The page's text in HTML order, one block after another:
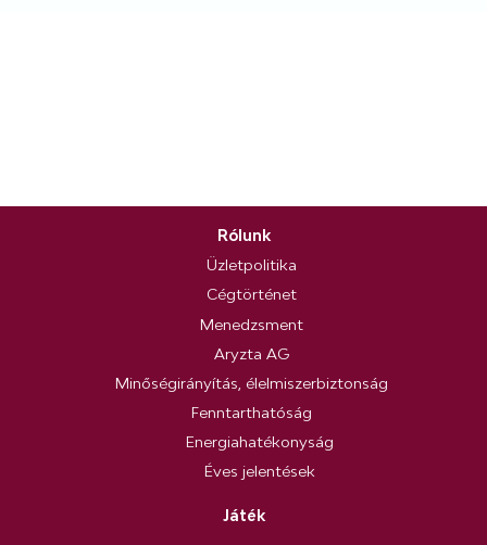
Rólunk
Üzletpolitika
Cégtörténet
Menedzsment
Aryzta AG
Minőségirányítás, élelmiszerbiztonság
Fenntarthatóság
Energiahatékonyság
Éves jelentések
Játék